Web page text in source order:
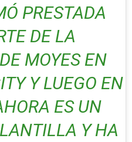
PRESTADA
DE LA
MOYES EN
Y LUEGO EN
ES UN
Y HA